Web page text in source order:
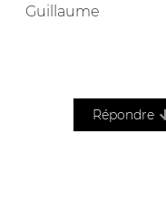
Guillaume
Répondre